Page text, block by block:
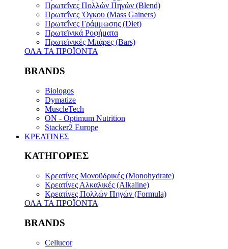
Πρωτεΐνες Πολλών Πηγών (Blend)
Πρωτεΐνες 'Ογκου (Mass Gainers)
Πρωτεΐνες Γράμμωσης (Diet)
Πρωτεϊνικά Ροφήματα
Πρωτεϊνικές Μπάρες (Bars)
ΟΛΑ ΤΑ ΠΡΟΪΟΝΤΑ
BRANDS
Biologos
Dymatize
MuscleTech
ON - Optimum Nutrition
Stacker2 Europe
ΚΡΕΑΤΙΝΕΣ
ΚΑΤΗΓΟΡΙΕΣ
Κρεατίνες Μονοϋδρικές (Monohydrate)
Κρεατίνες Αλκαλικές (Alkaline)
Κρεατίνες Πολλών Πηγών (Formula)
ΟΛΑ ΤΑ ΠΡΟΪΟΝΤΑ
BRANDS
Cellucor